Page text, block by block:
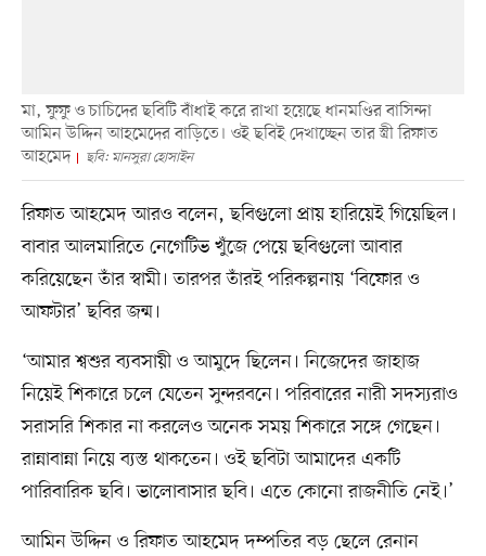
মা, ফুফু ও চাচিদের ছবিটি বাঁধাই করে রাখা হয়েছে ধানমণ্ডির বাসিন্দা
আমিন উদ্দিন আহমেদের বাড়িতে। ওই ছবিই দেখাচ্ছেন তার স্ত্রী রিফাত
আহমেদ
ছবি: মানসুরা হোসাইন
রিফাত আহমেদ আরও বলেন, ছবিগুলো প্রায় হারিয়েই গিয়েছিল।
বাবার আলমারিতে নেগেটিভ খুঁজে পেয়ে ছবিগুলো আবার
করিয়েছেন তাঁর স্বামী। তারপর তাঁরই পরিকল্পনায় ‘বিফোর ও
আফটার’ ছবির জন্ম।
‘আমার শ্বশুর ব্যবসায়ী ও আমুদে ছিলেন। নিজেদের জাহাজ
নিয়েই শিকারে চলে যেতেন সুন্দরবনে। পরিবারের নারী সদস্যরাও
সরাসরি শিকার না করলেও অনেক সময় শিকারে সঙ্গে গেছেন।
রান্নাবান্না নিয়ে ব্যস্ত থাকতেন। ওই ছবিটা আমাদের একটি
পারিবারিক ছবি। ভালোবাসার ছবি। এতে কোনো রাজনীতি নেই।’
আমিন উদ্দিন ও রিফাত আহমেদ দম্পতির বড় ছেলে রেনান